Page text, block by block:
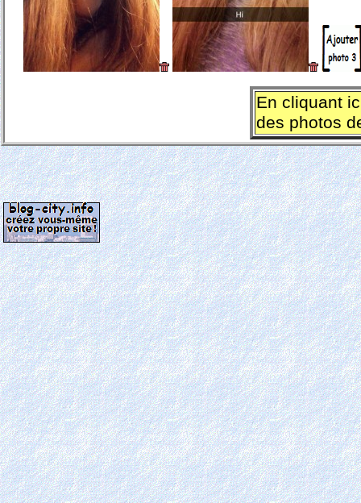
En cliquant
des photos